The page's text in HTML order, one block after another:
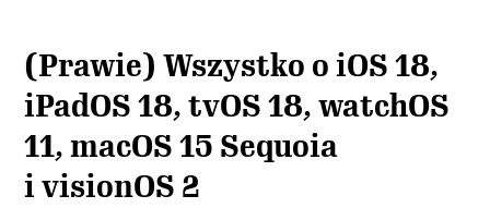
(Prawie) Wszystko o iOS 18,
iPadOS 18, tvOS 18, watchOS
11, macOS 15 Sequoia
i visionOS 2